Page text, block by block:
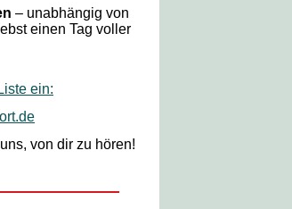
– unabhängig von
einen Tag voller
ein:
von dir zu hören!